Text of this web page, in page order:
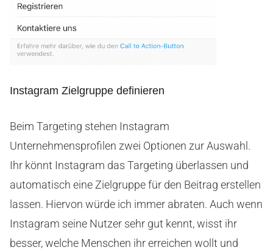
Instagram Zielgruppe definieren
Beim Targeting stehen Instagram
Unternehmensprofilen zwei Optionen zur Auswahl.
Ihr könnt Instagram das Targeting überlassen und
automatisch eine Zielgruppe für den Beitrag erstellen
lassen. Hiervon würde ich immer abraten. Auch wenn
Instagram seine Nutzer sehr gut kennt, wisst ihr
besser, welche Menschen ihr erreichen wollt und